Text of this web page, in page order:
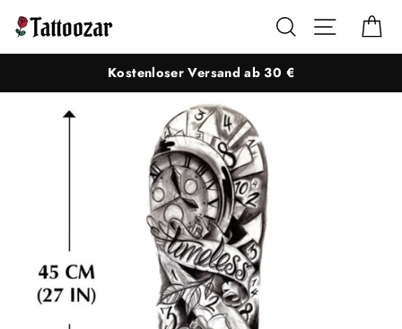
zum
Inhalt
Suche
Kostenloser Versand ab 30 €